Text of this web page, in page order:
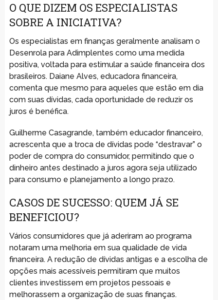
O QUE DIZEM OS ESPECIALISTAS
SOBRE A INICIATIVA?
Os especialistas em finanças geralmente analisam o
Desenrola para Adimplentes como uma medida
positiva, voltada para estimular a saúde financeira dos
brasileiros. Daiane Alves, educadora financeira,
comenta que mesmo para aqueles que estão em dia
com suas dívidas, cada oportunidade de reduzir os
juros é benéfica.
Guilherme Casagrande, também educador financeiro,
acrescenta que a troca de dívidas pode “destravar” o
poder de compra do consumidor, permitindo que o
dinheiro antes destinado a juros agora seja utilizado
para consumo e planejamento a longo prazo.
CASOS DE SUCESSO: QUEM JÁ SE
BENEFICIOU?
Vários consumidores que já aderiram ao programa
notaram uma melhoria em sua qualidade de vida
financeira. A redução de dívidas antigas e a escolha de
opções mais acessíveis permitiram que muitos
clientes investissem em projetos pessoais e
melhorassem a organização de suas finanças.